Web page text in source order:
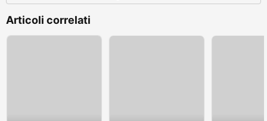
Articoli correlati